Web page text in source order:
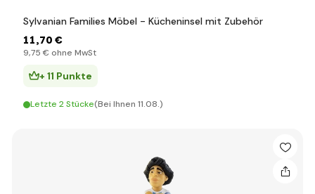
Sylvanian Families Möbel - Kücheninsel mit Zubehör
11,70 €
9,75 € ohne MwSt
+ 11 Punkte
Letzte 2 Stücke(Bei Ihnen 11.08.)